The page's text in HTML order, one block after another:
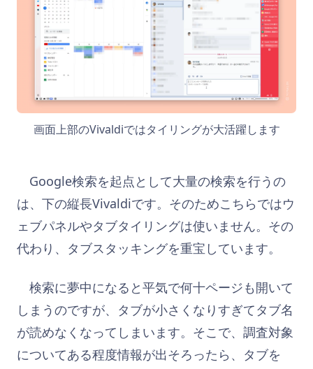
画面上部のVivaldiではタイリングが大活躍します
Google検索を起点として大量の検索を行うの
は、下の縦長Vivaldiです。そのためこちらではウ
ェブパネルやタブタイリングは使いません。その
代わり、タブスタッキングを重宝しています。
検索に夢中になると平気で何十ページも開いて
しまうのですが、タブが小さくなりすぎてタブ名
が読めなくなってしまいます。そこで、調査対象
についてある程度情報が出そろったら、タブを